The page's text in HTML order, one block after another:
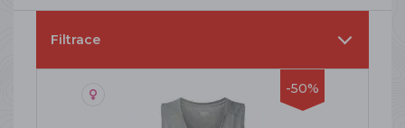
Filtrace
-50%